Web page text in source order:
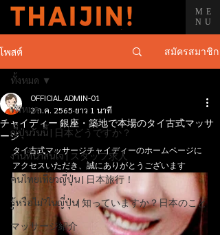
ME
NU
โพสต์ สมัครสมาชิก
ทั้งหมด
ญี่ปุ่นวันนี้ | 日本どうですか？
งานที่น่าสนใจ | スタッフ求人
คนไทยเที่ยวญี่ปุ่น | 日本旅行！
รู้หรือไม่?ในญี่ปุ่น| 知っていますか？日本のこと
マッサージ紹介
ทั้งหมด
チャイディー 銀座・築地で本場のタイ古式マッサ
ージ
OFFICIAL ADMIN-01
2 ก.ค. 2565 ยาว 1 นาที
タイ古式マッサージチャイディーのホームページに
アクセスいただき、誠にありがとうございます